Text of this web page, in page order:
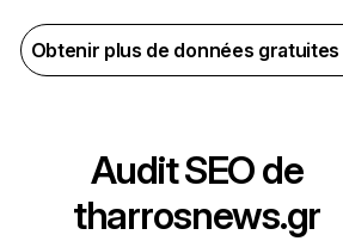
Obtenir plus de données
Audit SEO de
tharrosnews.gr